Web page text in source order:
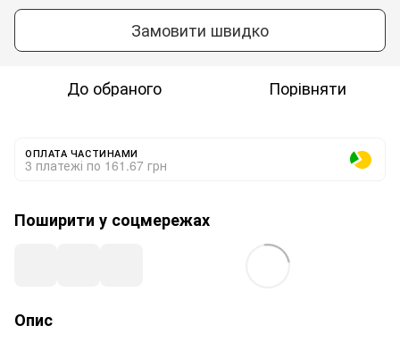
Замовити швидко
До обраного Порівняти
ОПЛАТА ЧАСТИНАМИ
3 платежі по 161.67 грн
Поширити у соцмережах
Опис